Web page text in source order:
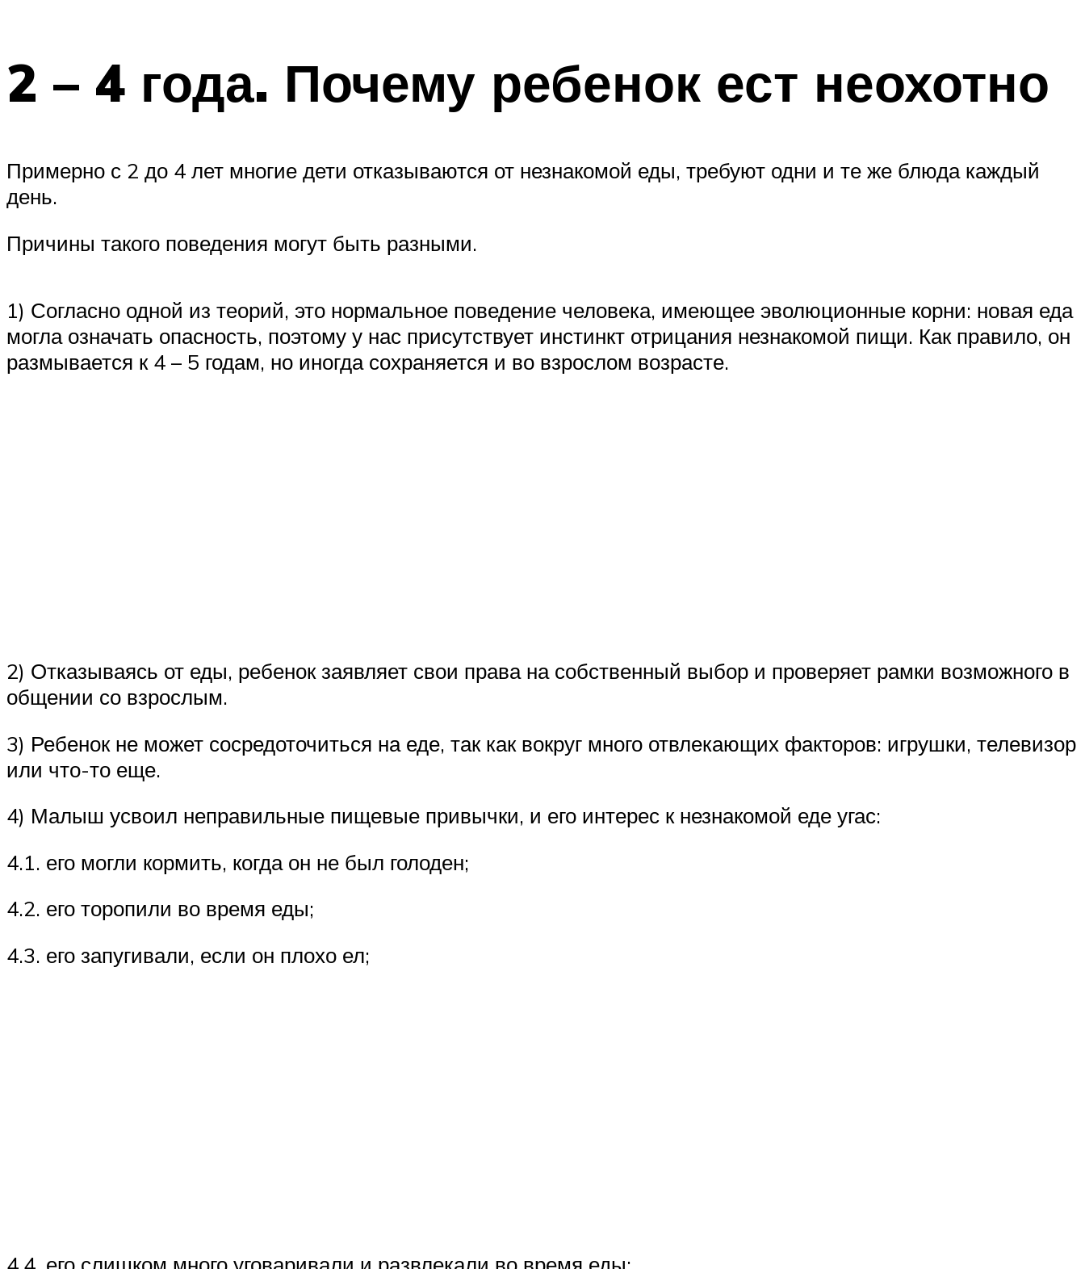
2 – 4 года. Почему ребенок ест неохотно
Примерно с 2 до 4 лет многие дети отказываются от незнакомой еды, требуют одни и те же блюда каждый
день.
Причины такого поведения могут быть разными.
1) Согласно одной из теорий, это нормальное поведение человека, имеющее эволюционные корни: новая еда
могла означать опасность, поэтому у нас присутствует инстинкт отрицания незнакомой пищи. Как правило, он
размывается к 4 – 5 годам, но иногда сохраняется и во взрослом возрасте.
2) Отказываясь от еды, ребенок заявляет свои права на собственный выбор и проверяет рамки возможного в
общении со взрослым.
3) Ребенок не может сосредоточиться на еде, так как вокруг много отвлекающих факторов: игрушки, телевизор
или что-то еще.
4) Малыш усвоил неправильные пищевые привычки, и его интерес к незнакомой еде угас:
4.1. его могли кормить, когда он не был голоден;
4.2. его торопили во время еды;
4.3. его запугивали, если он плохо ел;